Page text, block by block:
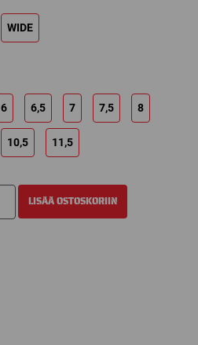
WIDE
6 6,5 7 7,5 8
10,5 11,5
LISÄÄ OSTOSKORIIN